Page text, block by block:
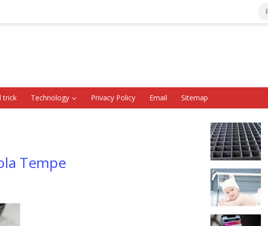
trick Technology Privacy Policy Email Sitemap
Tempe